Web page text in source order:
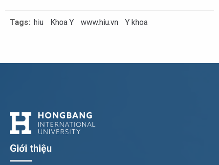
Tags: hiu Khoa Y www.hiu.vn Y khoa
Giới thiệu